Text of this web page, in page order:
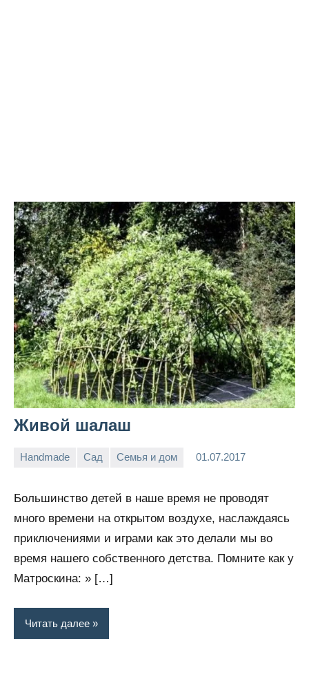
Живой шалаш
Handmade Сад Семья и дом 01.07.2017
Большинство детей в наше время не проводят
много времени на открытом воздухе, наслаждаясь
приключениями и играми как это делали мы во
время нашего собственного детства. Помните как у
Матроскина: » […]
Читать далее